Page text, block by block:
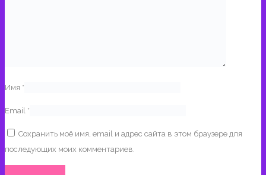
Имя *
Email *
Сохранить моё имя, email и адрес сайта в этом браузере для
последующих моих комментариев.